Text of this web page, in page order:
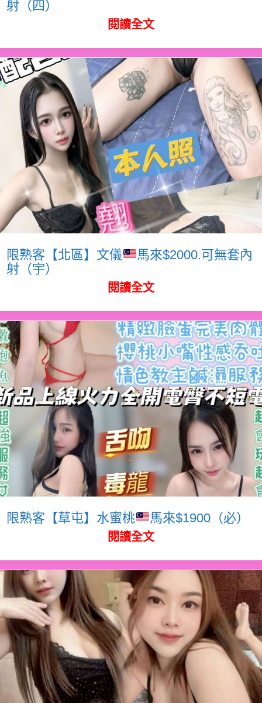
射（四）
閱讀全文
限熟客【北區】文儀
馬來$2000.可無套內
射（宇）
閱讀全文
限熟客【草屯】水蜜桃 馬來$1900（必）
閱讀全文